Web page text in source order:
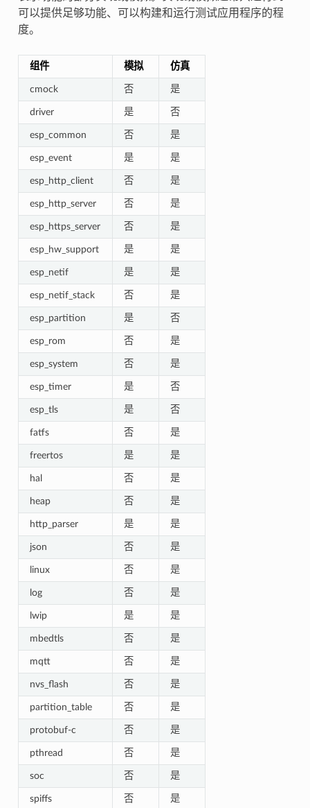
可以提供足够功能、可以构建和运行测试应用程序的程
度。
组件 模拟 仿真
cmock 否 是
driver 是 否
esp_common 否 是
esp_event 是 是
esp_http_client 否 是
esp_http_server 否 是
esp_https_server 否 是
esp_hw_support 是 是
esp_netif 是 是
esp_netif_stack 否 是
esp_partition 是 否
esp_rom 否 是
esp_system 否 是
esp_timer 是 否
esp_tls 是 否
fatfs 否 是
freertos 是 是
hal 否 是
heap 否 是
http_parser 是 是
json 否 是
linux 否 是
log 否 是
lwip 是 是
mbedtls 否 是
mqtt 否 是
nvs_flash 否 是
partition_table 否 是
protobuf-c 否 是
pthread 否 是
soc 否 是
spiffs 否 是